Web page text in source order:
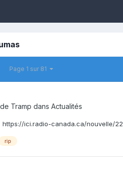
Page 1 sur 81
Tramp dans Actualités
https://ici.radio-canada.ca/nouvelle/
rip